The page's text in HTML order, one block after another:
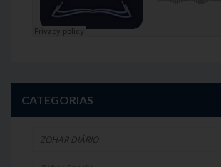
CATEGORIAS
ZOHAR DIÁRIO